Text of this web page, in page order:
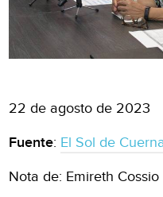
22 de agosto de 2023
Fuente: El Sol de
Nota de: Emireth Cossio